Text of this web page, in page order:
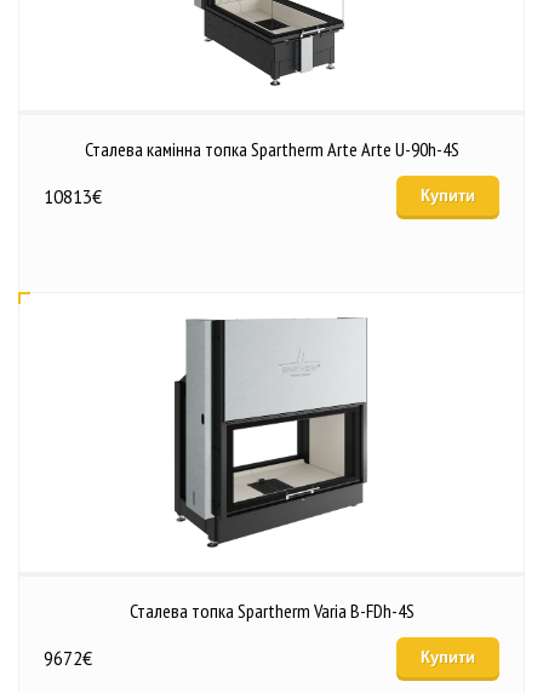
Сталева камінна топка Spartherm Arte Arte U-90h-4S
10813€ Купити
Сталева топка Spartherm Varia B-FDh-4S
9672€ Купити